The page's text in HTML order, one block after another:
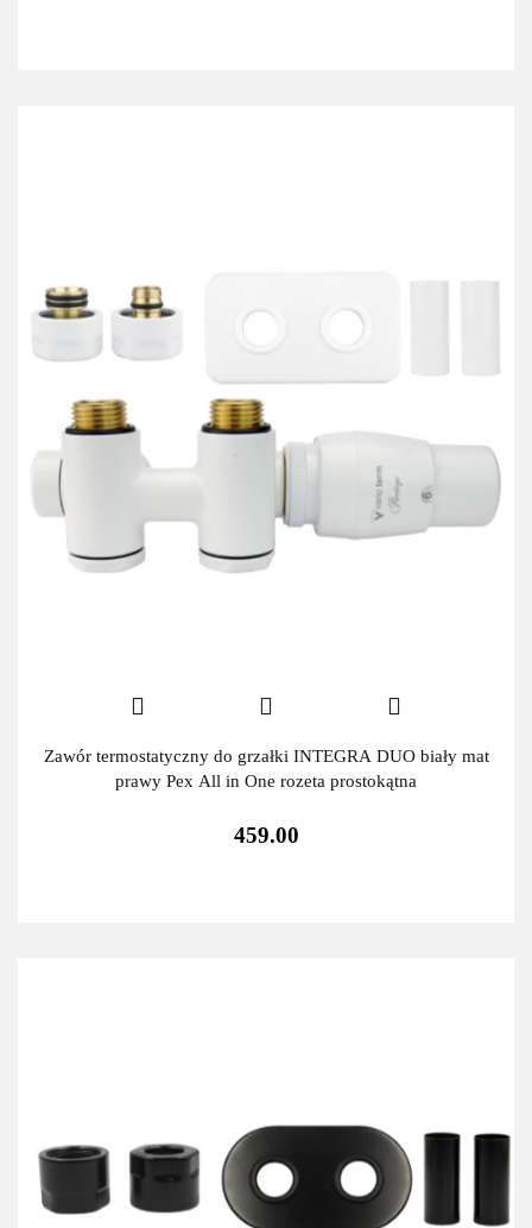
Zawór termostatyczny do grzałki INTEGRA DUO biały mat
prawy Pex All in One rozeta prostokątna
459.00